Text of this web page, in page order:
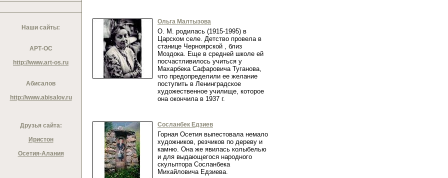
Наши сайты:
АРТ-ОС
http://www.art-os.ru
Абисалов
http://www.abisalov.ru
Друзья сайта:
Иристон
Осетия-Алания
Ольга Малтызова
О. М. родилась (1915-1995) в
Царском селе. Детство провела в
станице Черноярской , близ
Моздока. Еще в средней школе ей
посчастливилось учиться у
Махарбека Сафаровича Туганова,
что предопределили ее желание
поступить в Ленинградское
художественное училище, которое
она окончила в 1937 г.
Сосланбек Едзиев
Горная Осетия выпестовала немало
художников, резчиков по дереву и
камню. Она же явилась колыбелью
и для выдающегося народного
скульптора Сосланбека
Михайловича Едзиева.